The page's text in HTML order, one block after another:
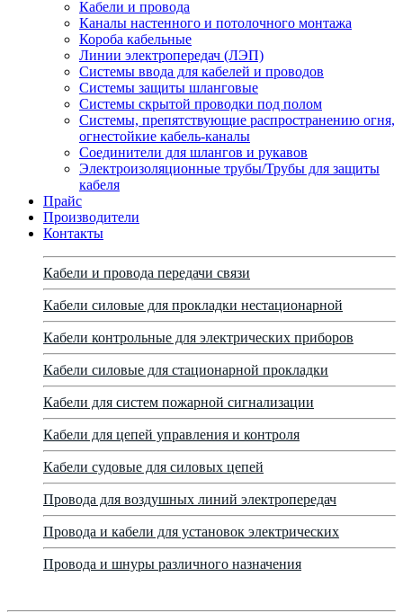
Кабели и провода
Каналы настенного и потолочного монтажа
Короба кабельные
Линии электропередач (ЛЭП)
Системы ввода для кабелей и проводов
Системы защиты шланговые
Системы скрытой проводки под полом
Системы, препятствующие распространению огня,
огнестойкие кабель-каналы
Соединители для шлангов и рукавов
Электроизоляционные трубы/Трубы для защиты
кабеля
Прайс
Производители
Контакты
Кабели и провода передачи связи
Кабели силовые для прокладки нестационарной
Кабели контрольные для электрических приборов
Кабели силовые для стационарной прокладки
Кабели для систем пожарной сигнализации
Кабели для цепей управления и контроля
Кабели судовые для силовых цепей
Провода для воздушных линий электропередач
Провода и кабели для установок электрических
Провода и шнуры различного назначения